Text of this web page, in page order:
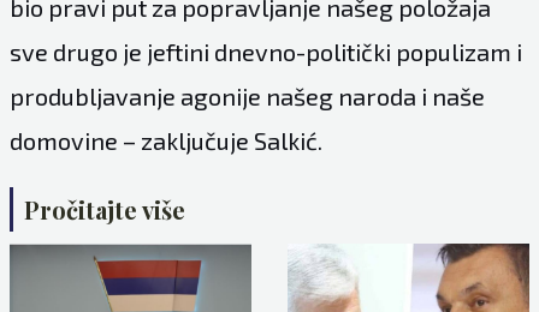
bio pravi put za popravljanje našeg položaja
sve drugo je jeftini dnevno-politički populizam i
produbljavanje agonije našeg naroda i naše
domovine – zaključuje Salkić.
Pročitajte više